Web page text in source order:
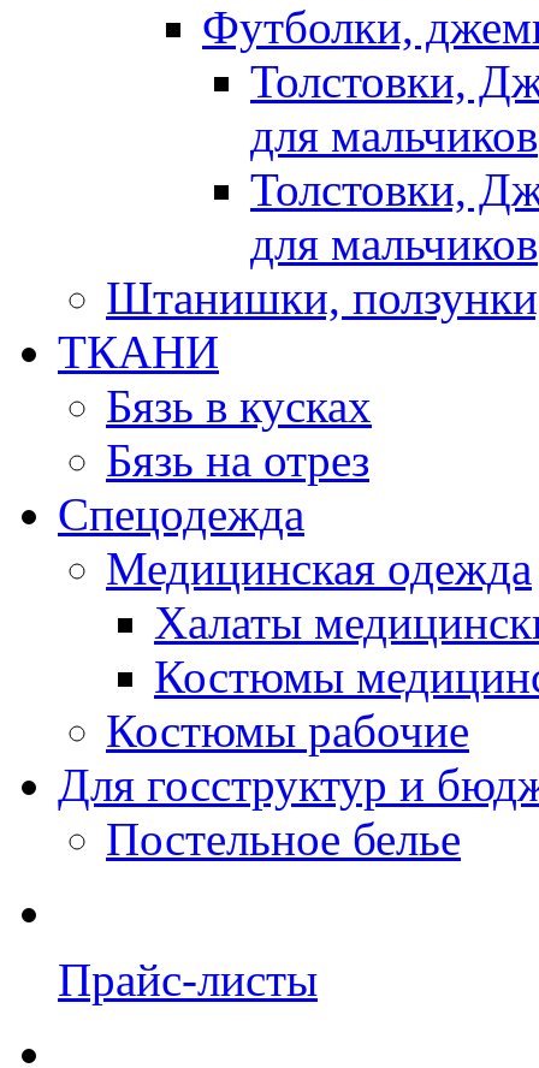
Футболки,
Толстовки,
для мальчиков
Толстовки,
для мальчиков
Штанишки,
ТКАНИ
Бязь в кусках
Бязь на отрез
Спецодежда
Медицинская одежда
Халаты
Костюмы
Костюмы рабочие
Для госструктур и
Постельное белье
Прайс-листы